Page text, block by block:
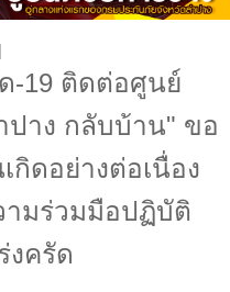
-19 ติดต่อศูนย์
ปาง กลับบ้าน" ขอ
กิดอย่างต่อเนื่อง
ามร่วมมือปฏิบัติ
งครัด